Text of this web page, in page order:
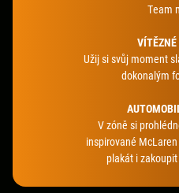
Team
VÍTĚZNÉ
Užij si svůj moment
dokonalým
V zóně si
inspirované
plakát i